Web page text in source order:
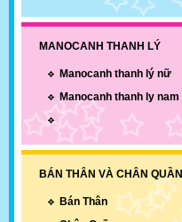
MANOCANH THANH LÝ
Manocanh thanh lý nữ
Manocanh thanh ly nam
BÁN THÂN VÀ CHÂN QUẦN
Bán Thân